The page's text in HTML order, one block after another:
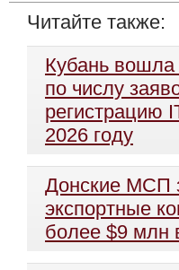
Читайте также:
Кубань вошла
по числу
регистрацию
2026 году
Донские МСП
экспортные
более $9 млн